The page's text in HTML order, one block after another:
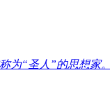
为“圣人”的思想家。